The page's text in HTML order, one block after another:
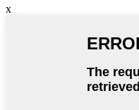
x